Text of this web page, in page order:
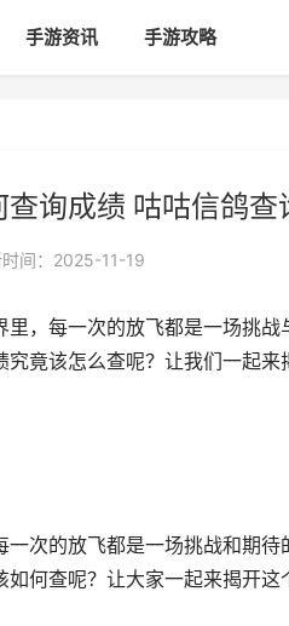
手游资讯 手游攻略
查询成绩 咕咕信鸽
时间：2025-11-19
里，每一次的放飞都是一场挑
究竟该怎么查呢？让我们一起
一次的放飞都是一场挑战和期
何查呢？让大家一起来揭开这